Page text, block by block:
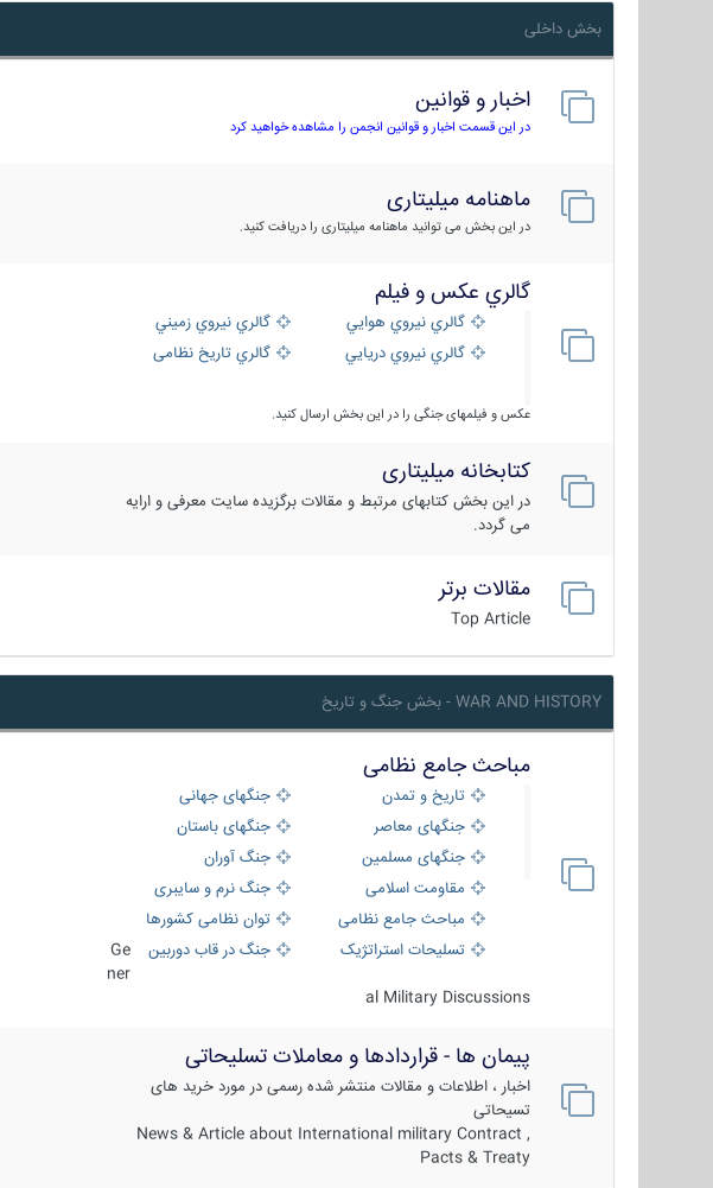
بخش داخلی
اخبار و قوانین
در این قسمت اخبار و قوانین انجمن را مشاهده خواهید کرد
ماهنامه میلیتاری
در این بخش می توانید ماهنامه میلیتاری را دریافت کنید.
گالري عكس و فيلم
گالري نيروي هوايي
گالري نيروي زميني
گالري نيروي دريايي
گالري تاریخ نظامی
عکس و فیلمهای جنگی را در این بخش ارسال کنید.
کتابخانه میلیتاری
در این بخش کتابهای مرتبط و مقالات برگزیده سایت معرفی و ارایه
می گردد.
مقالات برتر
Top Article
WAR AND HISTORY - بخش جنگ و تاریخ
مباحث جامع نظامی
تاریخ و تمدن
جنگهای جهانی
جنگهای معاصر
جنگهای باستان
جنگهای مسلمین
جنگ آوران
مقاومت اسلامی
جنگ نرم و سایبری
مباحث جامع نظامی
توان نظامی کشورها
تسلیحات استراتژیک
جنگ در قاب دوربین
Ge
ner
al Military Discussions
پیمان ها - قراردادها و معاملات تسلیحاتی
اخبار ، اطلاعات و مقالات منتشر شده رسمی در مورد خرید های
تسیحاتی
News & Article about International military Contract ,
Pacts & Treaty